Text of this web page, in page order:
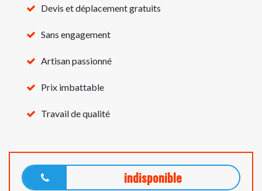
Devis et déplacement gratuits
Sans engagement
Artisan passionné
Prix imbattable
Travail de qualité
indisponible